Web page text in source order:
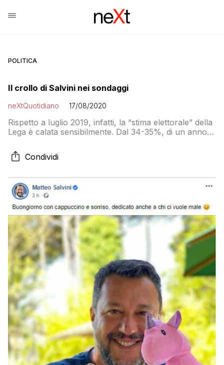
POLITICA
Il crollo di Salvini nei sondaggi
neXtQuotidiano 17/08/2020
Rispetto a luglio 2019, infatti, la “stima elettorale” della
Lega è calata sensibilmente. Dal 34-35%, di un anno
seguito. Fino ad attestarsi intorno al 25-26%, negli
ultimi mesi. Una parabola che si riproduce nell’indice di
Condividi